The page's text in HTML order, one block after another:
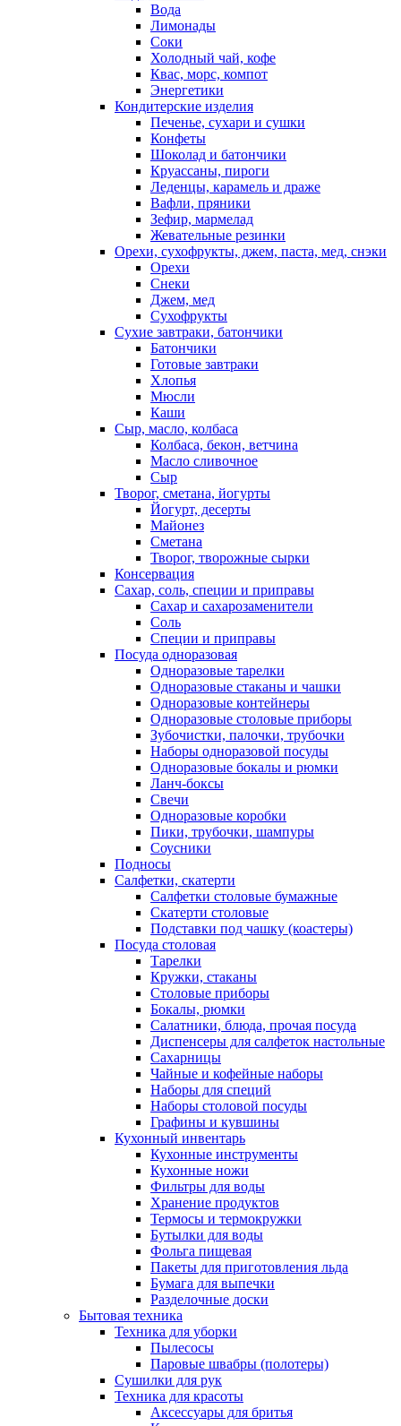
Вода
Лимонады
Соки
Холодный чай, кофе
Квас, морс, компот
Энергетики
Кондитерские изделия
Печенье, сухари и сушки
Конфеты
Шоколад и батончики
Круассаны, пироги
Леденцы, карамель и драже
Вафли, пряники
Зефир, мармелад
Жевательные резинки
Орехи, сухофрукты, джем, паста, мед, снэки
Орехи
Снеки
Джем, мед
Сухофрукты
Сухие завтраки, батончики
Батончики
Готовые завтраки
Хлопья
Мюсли
Каши
Сыр, масло, колбаса
Колбаса, бекон, ветчина
Масло сливочное
Сыр
Творог, сметана, йогурты
Йогурт, десерты
Майонез
Сметана
Творог, творожные сырки
Консервация
Сахар, соль, специи и приправы
Сахар и сахарозаменители
Соль
Специи и приправы
Посуда одноразовая
Одноразовые тарелки
Одноразовые стаканы и чашки
Одноразовые контейнеры
Одноразовые столовые приборы
Зубочистки, палочки, трубочки
Наборы одноразовой посуды
Одноразовые бокалы и рюмки
Ланч-боксы
Свечи
Одноразовые коробки
Пики, трубочки, шампуры
Соусники
Подносы
Салфетки, скатерти
Салфетки столовые бумажные
Скатерти столовые
Подставки под чашку (коастеры)
Посуда столовая
Тарелки
Кружки, стаканы
Столовые приборы
Бокалы, рюмки
Салатники, блюда, прочая посуда
Диспенсеры для салфеток настольные
Сахарницы
Чайные и кофейные наборы
Наборы для специй
Наборы столовой посуды
Графины и кувшины
Кухонный инвентарь
Кухонные инструменты
Кухонные ножи
Фильтры для воды
Хранение продуктов
Термосы и термокружки
Бутылки для воды
Фольга пищевая
Пакеты для приготовления льда
Бумага для выпечки
Разделочные доски
Бытовая техника
Техника для уборки
Пылесосы
Паровые швабры (полотеры)
Сушилки для рук
Техника для красоты
Аксессуары для бритья